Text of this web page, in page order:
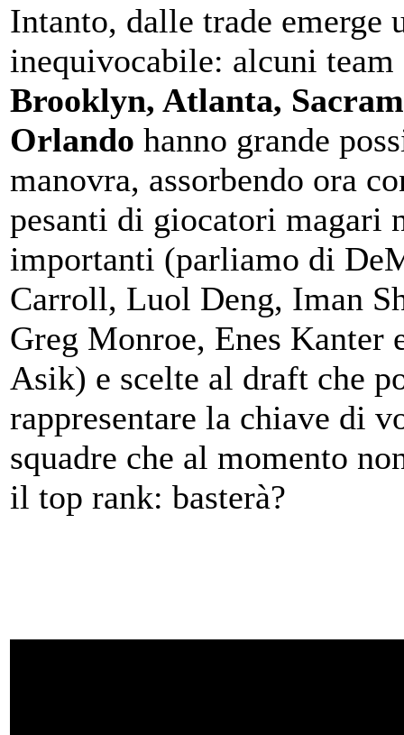
Intanto, dalle trade emerge
inequivocabile: alcuni team
Brooklyn, Atlanta,
Orlando hanno grande
manovra, assorbendo ora
pesanti di giocatori magari
importanti (parliamo di
Carroll, Luol Deng, Iman
Greg Monroe, Enes Kanter
Asik) e scelte al draft che
rappresentare la chiave di
squadre che al momento
il top rank: basterà?